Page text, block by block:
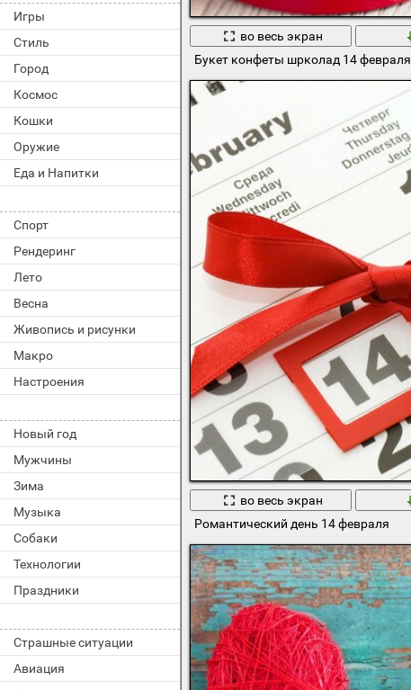
Игры
Стиль
Город
Космос
Кошки
Оружие
Еда и Напитки
Спорт
Рендеринг
Лето
Весна
Живопись и рисунки
Макро
Настроения
Новый год
Мужчины
Зима
Музыка
Собаки
Технологии
Праздники
Страшные ситуации
Авиация
во весь экран
Букет конфеты шрколад 14 февраля
во весь экран
Романтический день 14 февраля